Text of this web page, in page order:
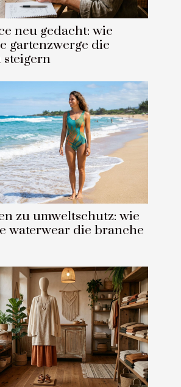
neu gedacht: wie
gartenzwerge die
steigern
zu umweltschutz: wie
waterwear die branche